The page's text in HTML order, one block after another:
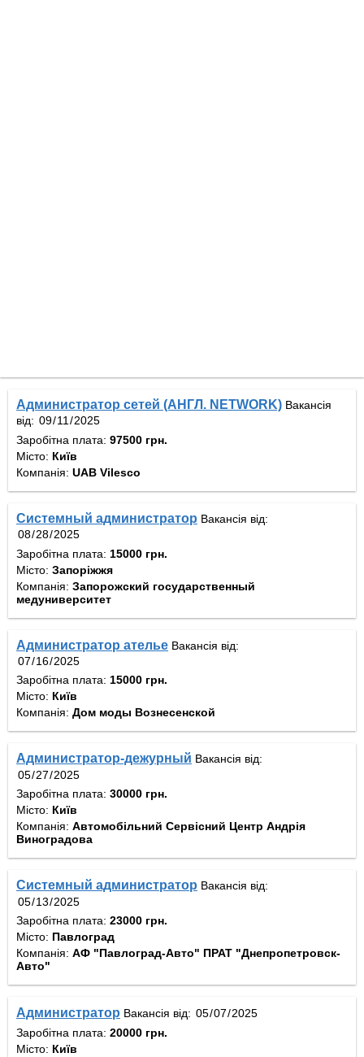
Администратор сетей (АНГЛ. NETWORK) Вакансія
від:
Заробітна плата: 97500 грн.
Місто: Київ
Компанія: UAB Vilesco
Системный администратор Вакансія від:
Заробітна плата: 15000 грн.
Місто: Запоріжжя
Компанія: Запорожский государственный
медуниверситет
Администратор ателье Вакансія від:
Заробітна плата: 15000 грн.
Місто: Київ
Компанія: Дом моды Вознесенской
Администратор-дежурный Вакансія від:
Заробітна плата: 30000 грн.
Місто: Київ
Компанія: Автомобільний Сервісний Центр Андрія
Виноградова
Системный администратор Вакансія від:
Заробітна плата: 23000 грн.
Місто: Павлоград
Компанія: АФ "Павлоград-Авто" ПРАТ "Днепропетровск-
Авто"
Администратор Вакансія від:
Заробітна плата: 20000 грн.
Місто: Київ